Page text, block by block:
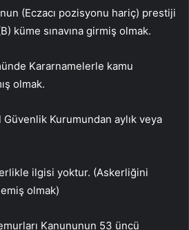
(Eczacı pozisyonu hariç) prestiji
küme sınavına girmiş olmak.
Kararnamelerle kamu
olmak.
Kurumundan aylık veya
ilgisi yoktur. (Askerliğini
olmak)
Kanununun 53 üncü